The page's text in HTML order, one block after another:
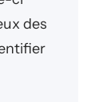
des